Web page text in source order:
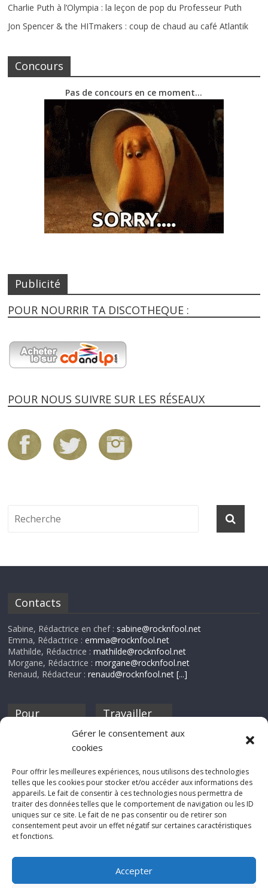
Gérer le consentement aux
cookies
Pour offrir les meilleures expériences, nous utilisons des technologies
telles que les cookies pour stocker et/ou accéder aux informations des
appareils. Le fait de consentir à ces technologies nous permettra de
traiter des données telles que le comportement de navigation ou les ID
uniques sur ce site. Le fait de ne pas consentir ou de retirer son
consentement peut avoir un effet négatif sur certaines caractéristiques
et fonctions.
Accepter
Charlie Puth à l’Olympia : la leçon de pop du Professeur Puth
Jon Spencer & the HITmakers : coup de chaud au café Atlantik
Concours
Pas de concours en ce moment…
Publicité
POUR NOURRIR TA DISCOTHEQUE :
POUR NOUS SUIVRE SUR LES RÉSEAUX
Contacts
Sabine, Rédactrice en chef : sabine@rocknfool.net
Emma, Rédactrice :emma@rocknfool.net
Mathilde, Rédactrice :mathilde@rocknfool.net
Morgane, Rédactrice :morgane@rocknfool.net
Renaud, Rédacteur :renaud@rocknfool.net [...]
Pour
discothèque
Travailler
Si tu souhaites
Rocknfool, n'hésite
pas à nous envoyer
tes chroniques de
concerts, de films,
séries ou des billets
d'humeur :
net